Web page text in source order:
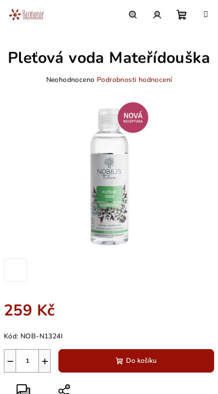
obsah
košík
259 Kč
cena:
Kód: NOB-N1324I
+
− Do košíku
Pleťová voda Mateřídouška
Průměrné
Neohodnoceno Podrobnosti hodnocení